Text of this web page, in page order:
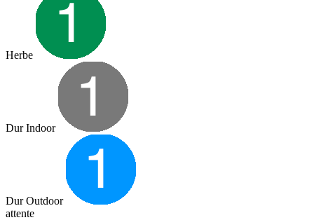
Herbe
Dur Indoor
Dur Outdoor
attente